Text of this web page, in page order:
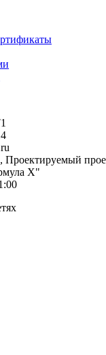
Проектируемый
X"